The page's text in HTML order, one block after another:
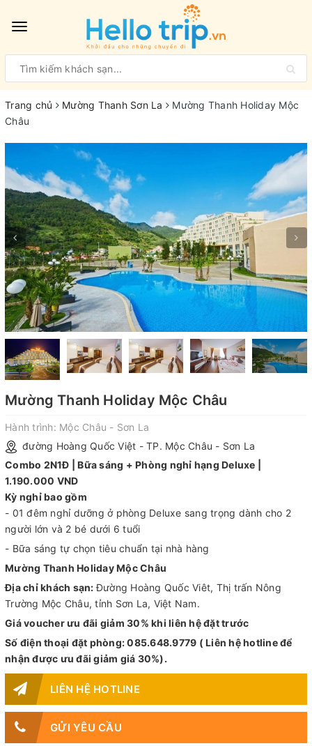
Toggle
Trang chủ Mường Thanh Sơn La
Mường Thanh Holiday Mộc
Châu
Mường Thanh Holiday Mộc Châu
Hành trình: Mộc Châu - Sơn La
đường Hoàng Quốc Việt - TP. Mộc Châu - Sơn La
Combo 2N1Đ | Bữa sáng + Phòng nghỉ hạng Deluxe |
1.190.000 VND
Kỳ nghỉ bao gồm
- 01 đêm nghỉ dưỡng ở phòng Deluxe sang trọng dành cho 2
người lớn và 2 bé dưới 6 tuổi
- Bữa sáng tự chọn tiêu chuẩn tại nhà hàng
Mường Thanh Holiday Mộc Châu
Địa chỉ khách sạn:Đường Hoàng Quốc Viêt, Thị trấn Nông
Trường Mộc Châu, tỉnh Sơn La, Việt Nam.
Giá voucher ưu đãi giảm 30% khi liên hệ đặt trước
Số điện thoại đặt phòng: 085.648.9779 ( Liên hệ hotline để
nhận được ưu đãi giảm giá 30%).
LIÊN HỆ HOTLINE
GỬI YÊU CẦU